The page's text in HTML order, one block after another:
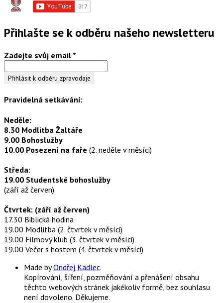
Přihlašte se k odběru našeho newsletteru
Zadejte svůj email *
Pravidelná setkávání:
Neděle:
8.30 Modlitba Žaltáře
9.00 Bohoslužby
10.00 Posezení na faře (2. neděle v měsíci)
Středa:
19.00 Studentské bohoslužby
(září až červen)
Čtvrtek: (září až červen)
17.30 Biblická hodina
19.00 Modlitba (2. čtvrtek v měsíci)
19.00 Filmový klub (3. čtvrtek v měsíci)
19.00 Večer s hostem (4. čtvrtek v měsíci)
Made byOndřej Kadlec.
Kopírování, šíření, pozměňování a přenášení obsahu
těchto webových stránek jakékoliv formě, bez souhlasu
není dovoleno. Děkujeme.